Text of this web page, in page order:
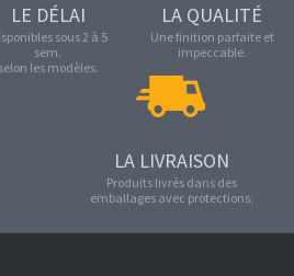
LE DÉLAI
sous 2 à 5
sem.
selon les modèles.
LA QUALITÉ
Une finition parfaite et
impeccable.
LA LIVRAISON
Produits livrés dans des
emballages avec protections.